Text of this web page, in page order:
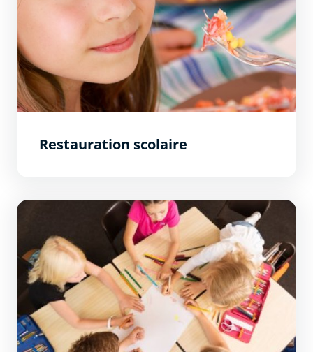
Restauration scolaire
Ecoles primaires